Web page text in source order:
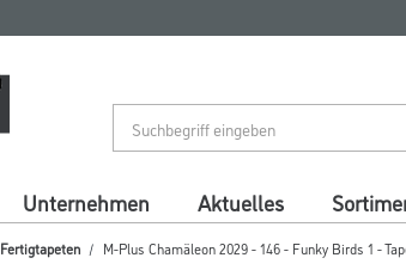
Unternehmen Aktuelles
Fertigtapeten M-Plus Chamäleon 2029 - 146 - Funky Birds 1 -